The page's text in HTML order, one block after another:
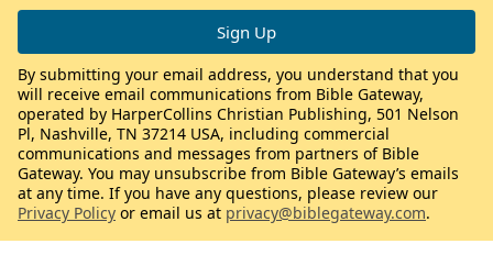
By submitting your email address, you understand that you
will receive email communications from Bible Gateway,
operated by HarperCollins Christian Publishing, 501 Nelson
Pl, Nashville, TN 37214 USA, including commercial
communications and messages from partners of Bible
Gateway. You may unsubscribe from Bible Gateway’s emails
at any time. If you have any questions, please review our
Privacy Policy or email us at privacy@biblegateway.com.